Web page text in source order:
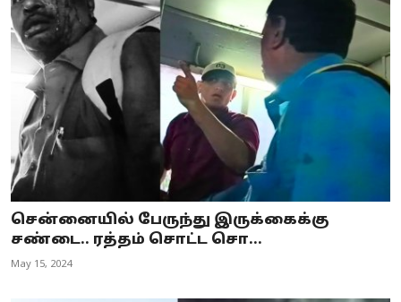
சென்னையில் பேருந்து இருக்கைக்கு
சண்டை.. ரத்தம் சொட்ட சொ...
May 15, 2024